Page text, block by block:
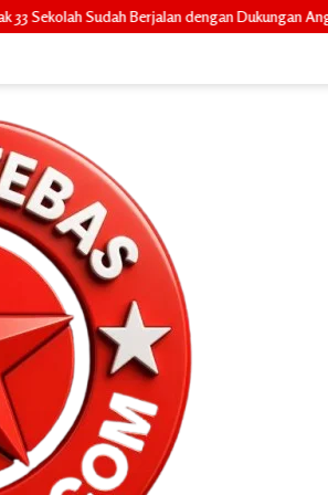
Dukungan Anggaran Rp18 Miliar